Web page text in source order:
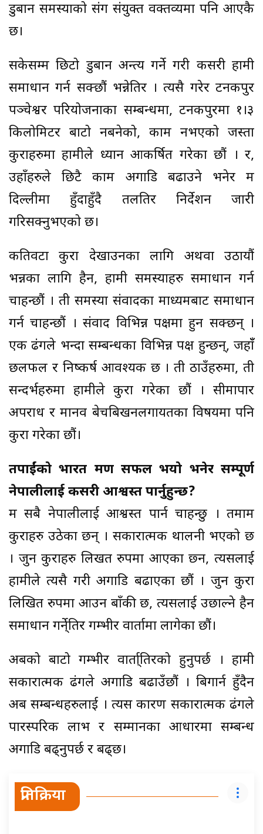
डुबान समस्याको प्रसंग संयुक्त वक्तव्यमा पनि आएकै
छ।
सकेसम्म छिटो डुबान अन्त्य गर्ने गरी कसरी हामी
समाधान गर्न सक्छौं भन्नेतिर । त्यसै गरेर टनकपुर
पञ्चेश्वर परियोजनाका सम्बन्धमा, टनकपुरमा १।३
किलोमिटर बाटो नबनेको, काम नभएको जस्ता
कुराहरुमा हामीले ध्यान आकर्षित गरेका छौं । र,
उहाँहरुले छिटै काम अगाडि बढाउने भनेर म
दिल्लीमा हुँदाहुँदै तलतिर निर्देशन जारी
गरिसक्नुभएको छ।
कतिवटा कुरा देखाउनका लागि अथवा उठायौं
भन्नका लागि हैन, हामी समस्याहरु समाधान गर्न
चाहन्छौं । ती समस्या संवादका माध्यमबाट समाधान
गर्न चाहन्छौं । संवाद विभिन्न पक्षमा हुन सक्छन् ।
एक ढंगले भन्दा सम्बन्धका विभिन्न पक्ष हुन्छन्, जहाँँ
छलफल र निष्कर्ष आवश्यक छ । ती ठाउँहरुमा, ती
सन्दर्भहरुमा हामीले कुरा गरेका छौं । सीमापार
अपराध र मानव बेचबिखनलगायतका विषयमा पनि
कुरा गरेका छौं।
तपाईंको भारत भ्रमण सफल भयो भनेर सम्पूर्ण
नेपालीलाई कसरी आश्वस्त पार्नुहुन्छ?
म सबै नेपालीलाई आश्वस्त पार्न चाहन्छु । तमाम
कुराहरु उठेका छन् । सकारात्मक थालनी भएको छ
। जुन कुराहरु लिखत रुपमा आएका छ्न, त्यसलाई
हामीले त्यसै गरी अगाडि बढाएका छौं । जुन कुरा
लिखित रुपमा आउन बाँकी छ, त्यसलाई उछाल्ने हैन
समाधान गर्ने्तिर गम्भीर वार्तामा लागेका छौं।
अबको बाटो गम्भीर वार्ता्तिरको हुनुपर्छ । हामी
सकारात्मक ढंगले अगाडि बढाउँछौं । बिगार्न हुँदैन
अब सम्बन्धहरुलाई । त्यस कारण सकारात्मक ढंगले
पारस्परिक लाभ र सम्मानका आधारमा सम्बन्ध
अगाडि बढ्नुपर्छ र बढ्छ।
प्रतिक्रिया